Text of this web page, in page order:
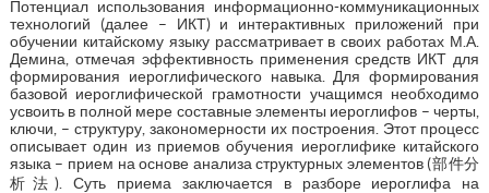
Потенциал использования информационно-коммуникационных
технологий (далее – ИКТ) и интерактивных приложений при
обучении китайскому языку рассматривает в своих работах М.А.
Демина, отмечая эффективность применения средств ИКТ для
формирования иероглифического навыка. Для формирования
базовой иероглифической грамотности учащимся необходимо
усвоить в полной мере составные элементы иероглифов – черты,
ключи, – структуру, закономерности их построения. Этот процесс
описывает один из приемов обучения иероглифике китайского
языка – прием на основе анализа структурных элементов (部件分
析法). Суть приема заключается в разборе иероглифа на